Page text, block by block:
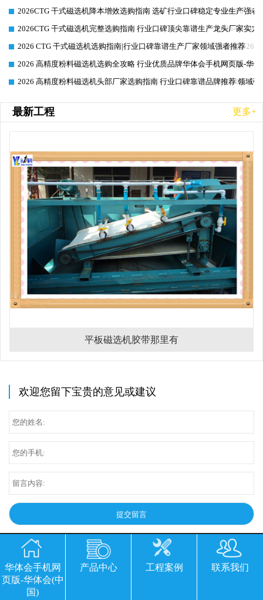
2026-06-26
2026CTG 干式磁选机降本增效选购指南 选矿行业口碑稳定专业生产强者
2026-06-26
2026CTG 干式磁选机完整选购指南 行业口碑顶尖靠谱生产龙头厂家实力
2026-06-26
2026 CTG 干式磁选机选购指南|行业口碑靠谱生产厂家领域强者推荐
2026-06-26
2026 高精度粉料磁选机选购全攻略 行业优质品牌华体会手机网页版-华
2026-06-26
2026 高精度粉料磁选机头部厂家选购指南 行业口碑靠谱品牌推荐 领域
最新工程 更多+
平板磁选机胶带那里有
欢迎您留下宝贵的意见或建议
华体会手机网
页版-华体会(中
国)
产品中心 工程案例 联系我们